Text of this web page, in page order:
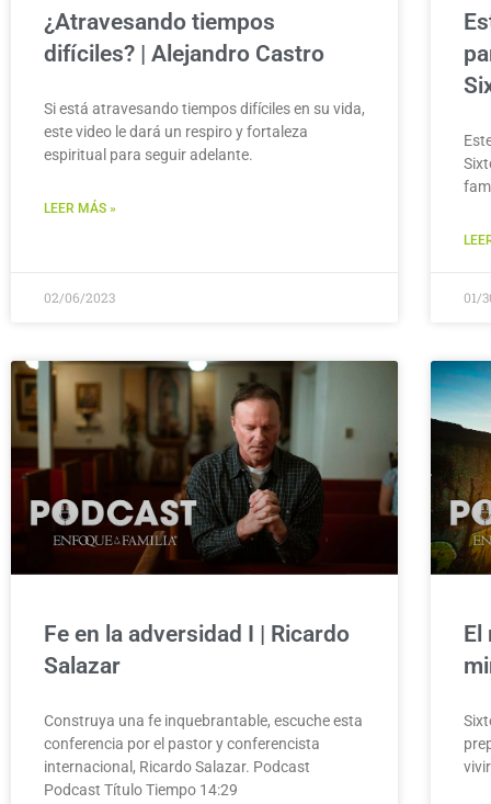
¿Atravesando tiempos
difíciles? | Alejandro Castro
Si está atravesando tiempos difíciles en su vida,
este video le dará un respiro y fortaleza
espiritual para seguir adelante.
LEER MÁS »
02/06/2023 01/
Fe en la adversidad I | Ricardo
Salazar
Construya una fe inquebrantable, escuche esta
conferencia por el pastor y conferencista
internacional, Ricardo Salazar. Podcast
Podcast Título Tiempo 14:29
El